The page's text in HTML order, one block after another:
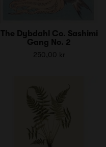
The Dybdahl Co. Sashimi
Gang No. 2
250,00 kr